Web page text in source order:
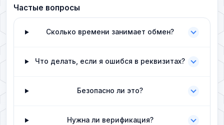
Частые вопросы
Сколько времени занимает обмен?
Что делать, если я ошибся в реквизитах?
Безопасно ли это?
Нужна ли верификация?